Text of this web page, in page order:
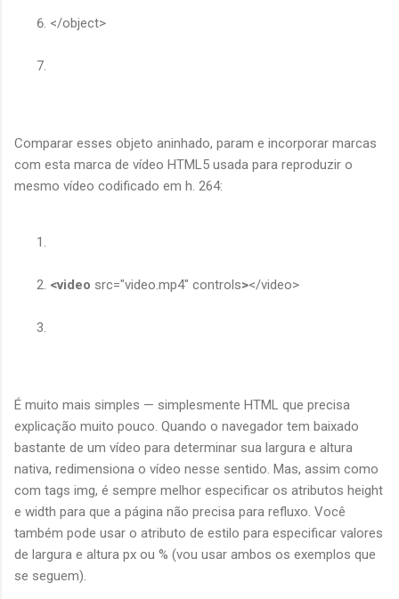
</object>
Comparar esses objeto aninhado, param e incorporar marcas
com esta marca de vídeo HTML5 usada para reproduzir o
mesmo vídeo codificado em h. 264:
<video src="video.mp4" controls></video>
É muito mais simples — simplesmente HTML que precisa
explicação muito pouco. Quando o navegador tem baixado
bastante de um vídeo para determinar sua largura e altura
nativa, redimensiona o vídeo nesse sentido. Mas, assim como
com tags img, é sempre melhor especificar os atributos height
e width para que a página não precisa para refluxo. Você
também pode usar o atributo de estilo para especificar valores
de largura e altura px ou % (vou usar ambos os exemplos que
se seguem).